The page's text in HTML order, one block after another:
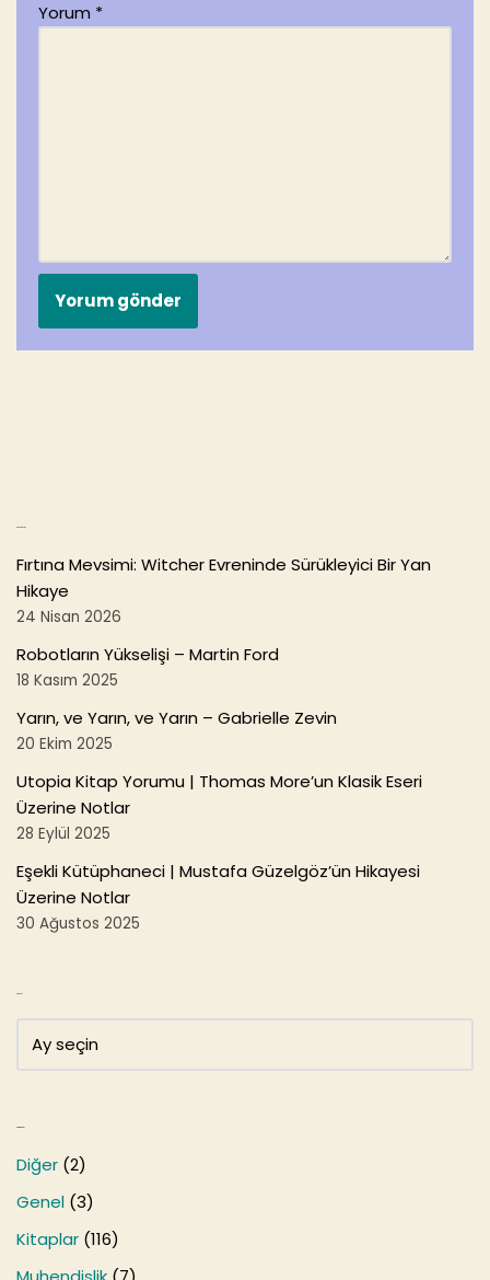
Yorum *
Fırtına Mevsimi: Witcher Evreninde Sürükleyici Bir Yan
Hikaye
24 Nisan 2026
Robotların Yükselişi – Martin Ford
18 Kasım 2025
Yarın, ve Yarın, ve Yarın – Gabrielle Zevin
20 Ekim 2025
Utopia Kitap Yorumu | Thomas More’un Klasik Eseri
Üzerine Notlar
28 Eylül 2025
Eşekli Kütüphaneci | Mustafa Güzelgöz’ün Hikayesi
Üzerine Notlar
30 Ağustos 2025
Diğer (2)
Genel (3)
Kitaplar (116)